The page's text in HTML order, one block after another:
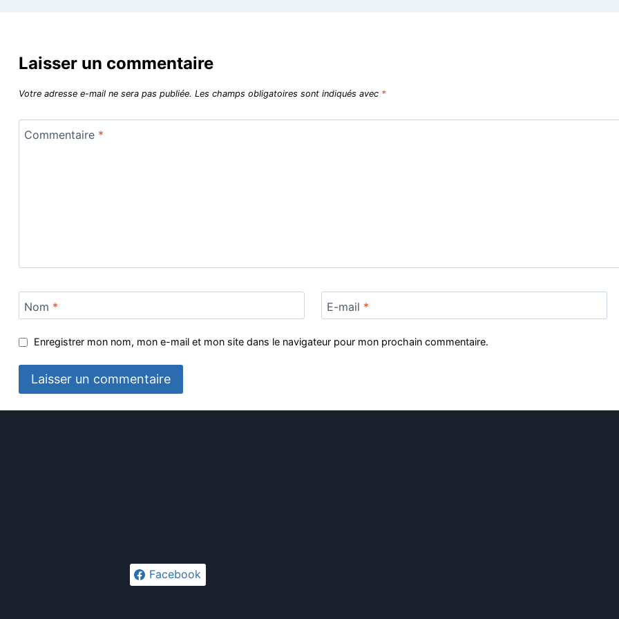
Laisser un commentaire
Votre adresse e-mail ne sera pas publiée. Les champs obligatoires sont indiqués avec *
Commentaire *
Nom * E-mail *
Enregistrer mon nom, mon e-mail et mon site dans le navigateur pour mon prochain commentaire.
Facebook